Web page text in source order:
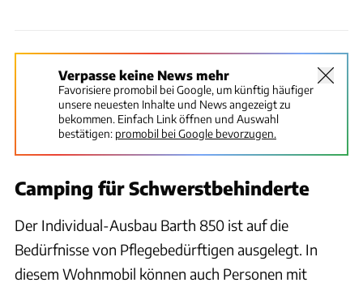
Verpasse keine News mehr
Favorisiere promobil bei Google, um künftig häufiger
unsere neuesten Inhalte und News angezeigt zu
bekommen. Einfach Link öffnen und Auswahl
bestätigen: promobil bei Google bevorzugen.
Camping für Schwerstbehinderte
Der Individual-Ausbau Barth 850 ist auf die
Bedürfnisse von Pflegebedürftigen ausgelegt. In
diesem Wohnmobil können auch Personen mit